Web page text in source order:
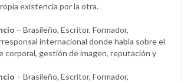
existencia por la otra.
– Brasileño, Escritor, Formador,
internacional donde habla sobre el
corporal, gestión de imagen, reputación y
– Brasileño, Escritor, Formador,